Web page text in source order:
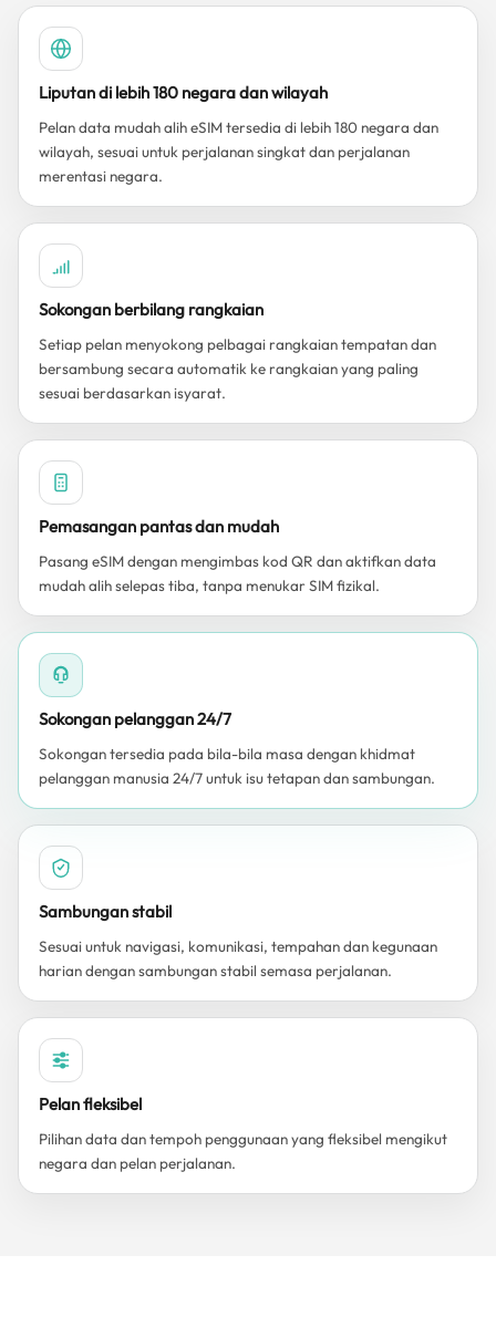
Liputan di lebih 180 negara dan wilayah
Pelan data mudah alih eSIM tersedia di lebih 180 negara dan
wilayah, sesuai untuk perjalanan singkat dan perjalanan
merentasi negara.
Sokongan berbilang rangkaian
Setiap pelan menyokong pelbagai rangkaian tempatan dan
bersambung secara automatik ke rangkaian yang paling
sesuai berdasarkan isyarat.
Pemasangan pantas dan mudah
Pasang eSIM dengan mengimbas kod QR dan aktifkan data
mudah alih selepas tiba, tanpa menukar SIM fizikal.
Sokongan pelanggan 24/7
Sokongan tersedia pada bila-bila masa dengan khidmat
pelanggan manusia 24/7 untuk isu tetapan dan sambungan.
Sambungan stabil
Sesuai untuk navigasi, komunikasi, tempahan dan kegunaan
harian dengan sambungan stabil semasa perjalanan.
Pelan fleksibel
Pilihan data dan tempoh penggunaan yang fleksibel mengikut
negara dan pelan perjalanan.